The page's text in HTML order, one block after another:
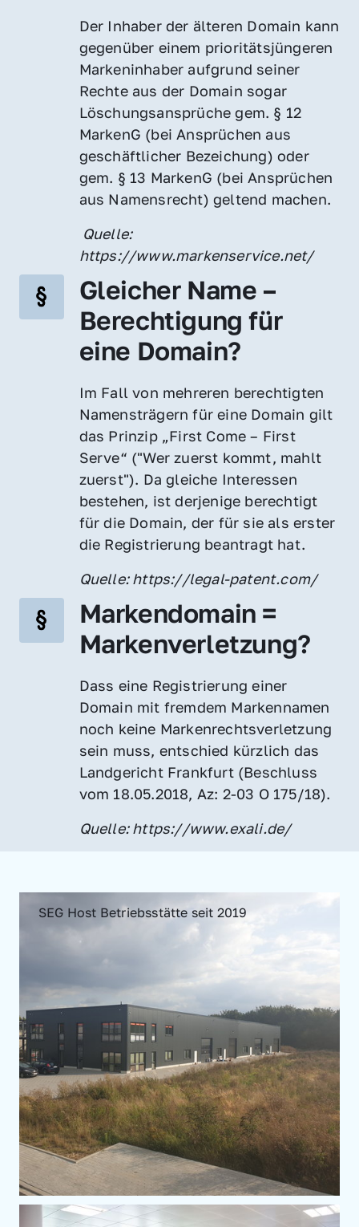
Der Inhaber der älteren Domain kann
gegenüber einem prioritätsjüngeren
Markeninhaber aufgrund seiner
Rechte aus der Domain sogar
Löschungsansprüche gem. § 12
MarkenG (bei Ansprüchen aus
geschäftlicher Bezeichung) oder
gem. § 13 MarkenG (bei Ansprüchen
aus Namensrecht) geltend machen.
https://www.markenservice.net/
Gleicher Name –
Berechtigung für
eine Domain?
Im Fall von mehreren berechtigten
Namensträgern für eine Domain gilt
das Prinzip „First Come – First
Serve“ ("Wer zuerst kommt, mahlt
zuerst"). Da gleiche Interessen
bestehen, ist derjenige berechtigt
für die Domain, der für sie als erster
die Registrierung beantragt hat.
Quelle: https://legal-patent.com/
Markendomain =
Markenverletzung?
Dass eine Registrierung einer
Domain mit fremdem Markennamen
noch keine Markenrechtsverletzung
sein muss, entschied kürzlich das
Landgericht Frankfurt (Beschluss
vom 18.05.2018, Az: 2-03 O 175/18).
Quelle: https://www.exali.de/
SEG Host Betriebsstätte seit 2019